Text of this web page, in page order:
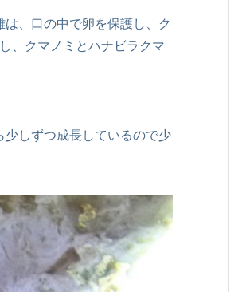
、口の中で卵を保護し、ク
、クマノミとハナビラクマ
しずつ成長しているので少